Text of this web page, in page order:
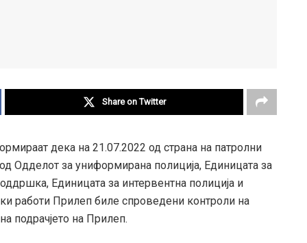
Share on Twitter
дека на 21.07.2022 од страна на патролни
Одделот за униформирана полиција, Единицата за
Единицата за интервентна полиција и
работи Прилеп биле спроведени контроли на
подрачјето на Прилеп.